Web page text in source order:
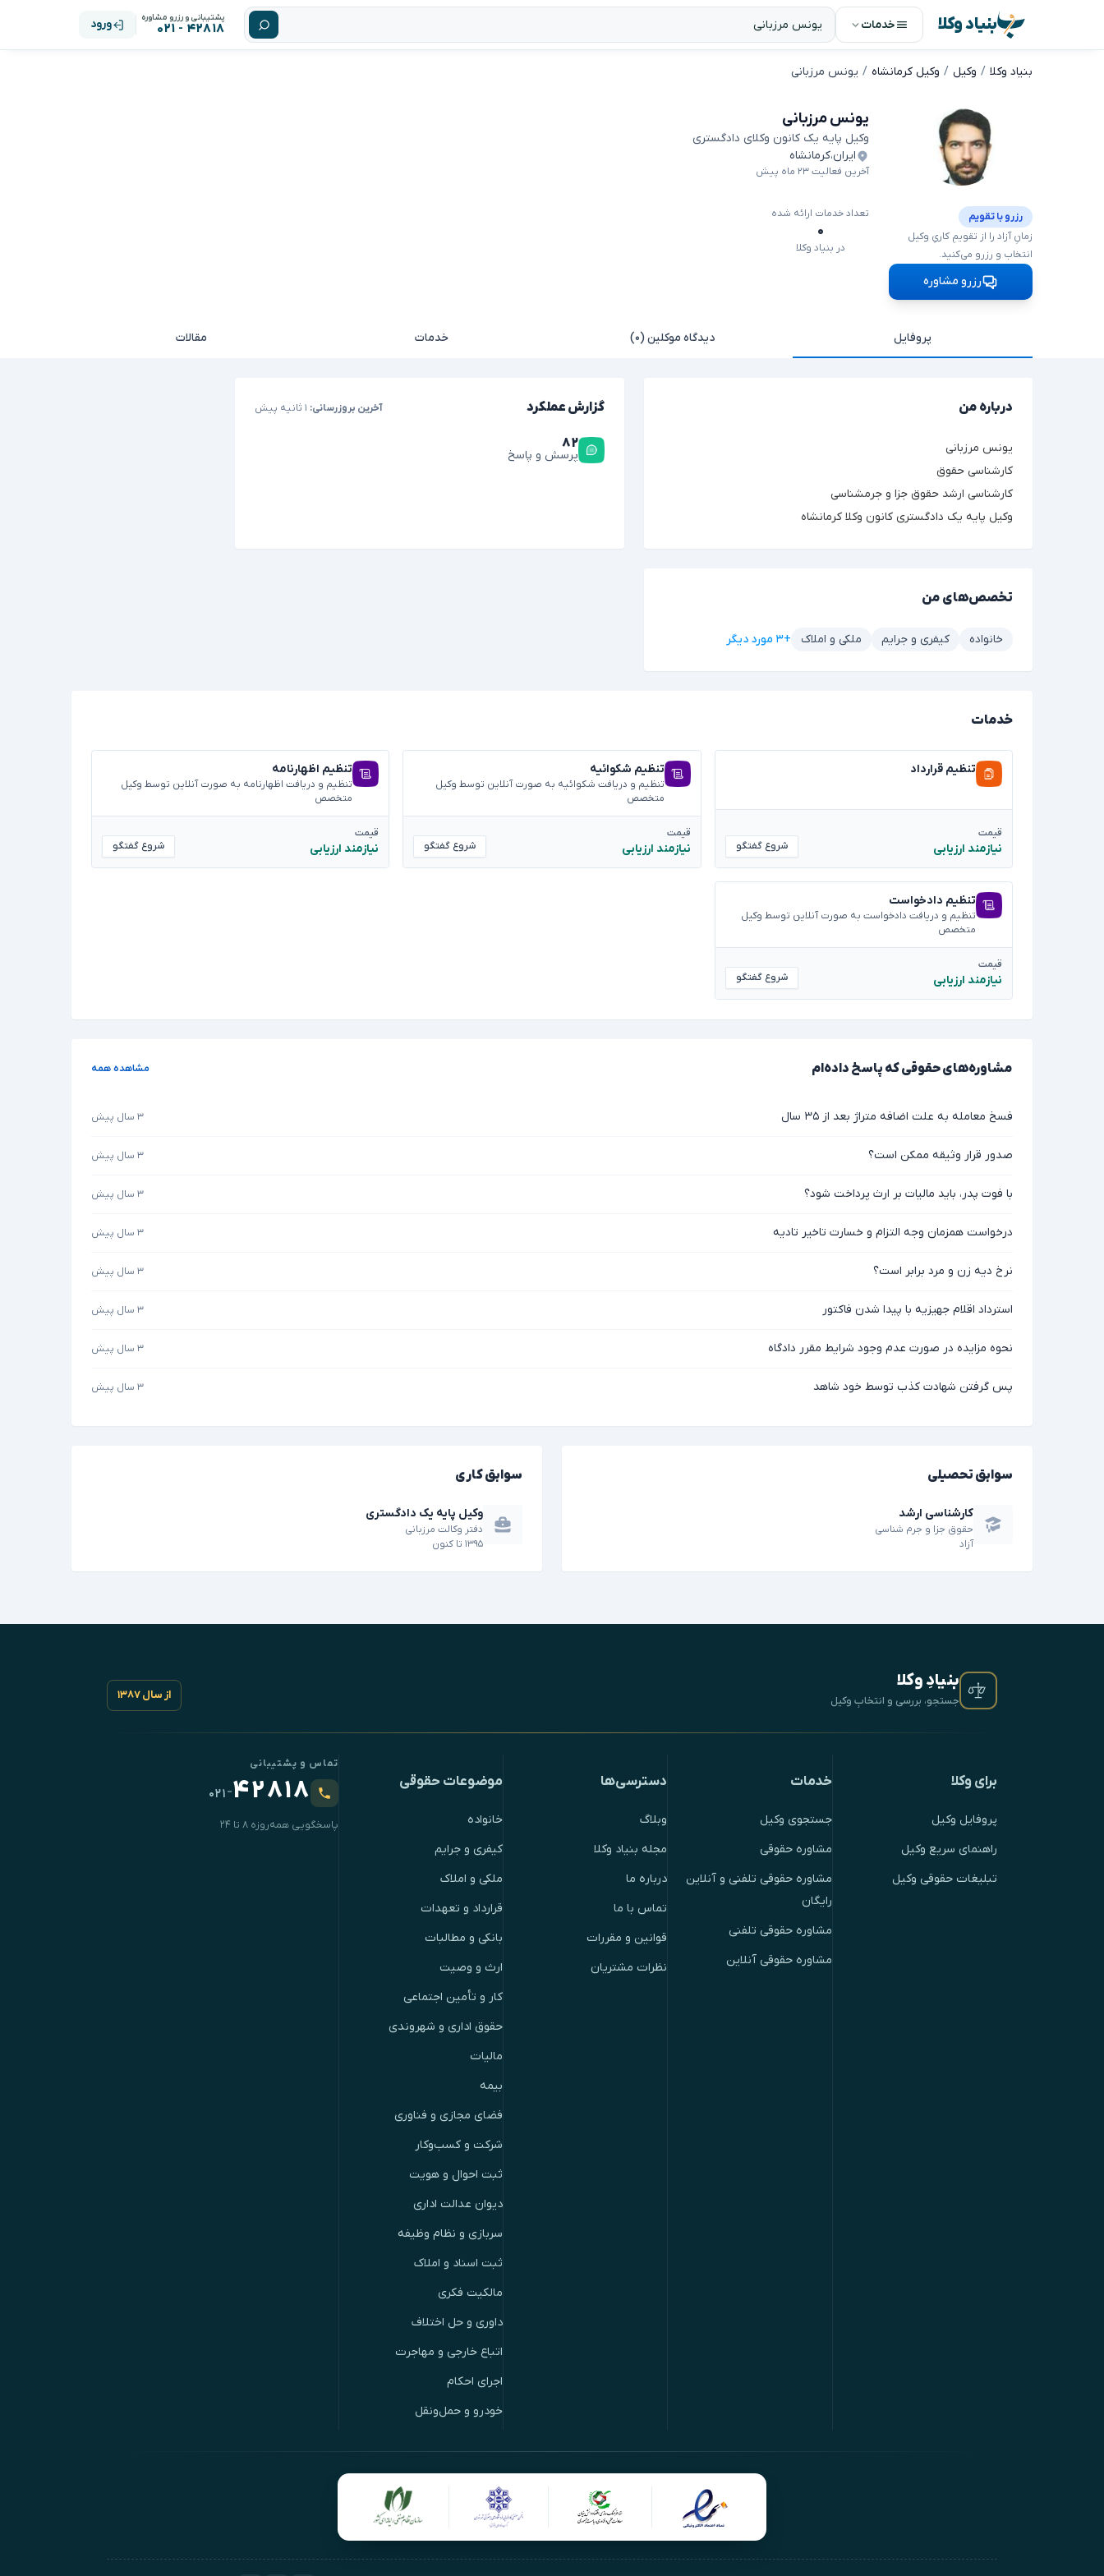
بنیاد وکلا خدمات پشتیبانی و رزرو مشاوره
۴۲۸۱۸ - ۰۲۱ ورود
بنیاد وکلا وکیل وکیل کرمانشاه یونس مرزبانی
یونس مرزبانی
وکیل پایه یک کانون وکلای دادگستری
ایران،کرمانشاه
آخرین فعالیت ۲۳ ماه پیش
تعداد خدمات ارائه شده
۰
در بنیاد وکلا
رزرو با تقویم
زمانِ آزاد را از تقویمِ کاریِ وکیل
انتخاب و رزرو می‌کنید.
رزرو مشاوره
پروفایل دیدگاه موکلین (۰) خدمات مقالات
درباره من
یونس مرزبانی
کارشناسی حقوق
کارشناسی ارشد حقوق جزا و جرمشناسی
وکیل پایه یک دادگستری کانون وکلا کرمانشاه
گزارش عملکرد آخرین بروزرسانی:
۸۲
پرسش و پاسخ
تخصص‌های من
خانواده کیفری و جرایم ملکی و املاک +۳ مورد دیگر
خدمات
تنظیم قرارداد
قیمت
نیازمند ارزیابی شروع گفتگو
تنظیم شکوائیه
تنظیم و دریافت شکوائیه به صورت آنلاین توسط وکیل
متخصص
قیمت
نیازمند ارزیابی شروع گفتگو
تنظیم اظهارنامه
تنظیم و دریافت اظهارنامه به صورت آنلاین توسط وکیل
متخصص
قیمت
نیازمند ارزیابی شروع گفتگو
تنظیم دادخواست
تنظیم و دریافت دادخواست به صورت آنلاین توسط وکیل
متخصص
قیمت
نیازمند ارزیابی شروع گفتگو
مشاوره‌های حقوقی که پاسخ داده‌ام مشاهده همه
فسخ معامله به علت اضافه متراژ بعد از ۳۵ سال ۳ سال پیش
صدور قرار وثیقه ممکن است؟ ۳ سال پیش
با فوت پدر، باید مالیات بر ارث پرداخت شود؟ ۳ سال پیش
درخواست همزمان وجه التزام و خسارت تاخیر تادیه ۳ سال پیش
نرخ دیه زن و مرد برابر است؟ ۳ سال پیش
استرداد اقلام جهیزیه با پیدا شدن فاکتور ۳ سال پیش
نحوه مزایده در صورت عدم وجود شرایط مقرر دادگاه ۳ سال پیش
پس گرفتن شهادت کذب توسط خود شاهد ۳ سال پیش
سوابق تحصیلی
کارشناسی ارشد
حقوق جزا و جرم شناسی
آزاد
سوابق کاری
وکیل پایه یک دادگستری
دفتر وکالت مرزبانی
۱۳۹۵ تا کنون
بنیادِ وکلا
جستجو، بررسی و انتخابِ وکیل از سال ۱۳۸۷
برای وکلا
پروفایل وکیل
راهنمای سریع وکیل
تبلیغات حقوقی وکیل
خدمات
جستجوی وکیل
مشاوره حقوقی
مشاوره حقوقی تلفنی و آنلاین
رایگان
مشاوره حقوقی تلفنی
مشاوره حقوقی آنلاین
دسترسی‌ها
وبلاگ
مجله بنیاد وکلا
درباره ما
تماس با ما
قوانین و مقررات
نظرات مشتریان
موضوعات حقوقی
خانواده
کیفری و جرایم
ملکی و املاک
قرارداد و تعهدات
بانکی و مطالبات
ارث و وصیت
کار و تأمین اجتماعی
حقوق اداری و شهروندی
مالیات
بیمه
فضای مجازی و فناوری
شرکت و کسب‌وکار
ثبت احوال و هویت
دیوان عدالت اداری
سربازی و نظام وظیفه
ثبت اسناد و املاک
مالکیت فکری
داوری و حل اختلاف
اتباع خارجی و مهاجرت
اجرای احکام
خودرو و حمل‌ونقل
تماس و پشتیبانی
۴۲۸۱۸-۰۲۱
پاسخگویی همه‌روزه ۸ تا ۲۴